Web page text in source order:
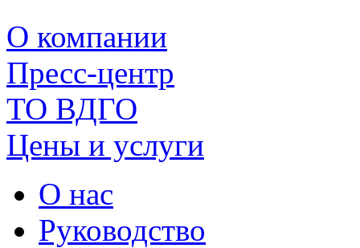
О компании
Пресс-центр
TO ВДГО
Цены и услуги
О нас
Руководство